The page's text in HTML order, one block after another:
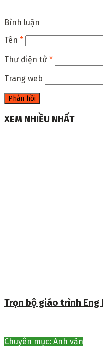
Bình luận
Tên *
Thư điện tử *
Trang web
XEM NHIỀU NHẤT
Trọn bộ giáo trình
Chuyên mục: Anh văn